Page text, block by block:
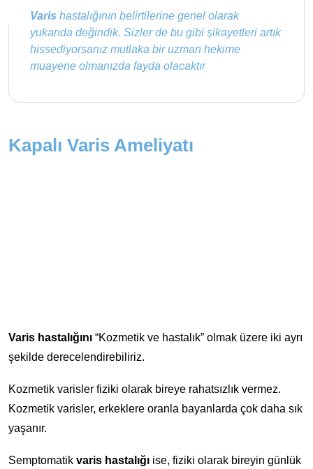
Varis hastalığının belirtilerine genel olarak
yukarıda değindik. Sizler de bu gibi şikayetleri artık
hissediyorsanız mutlaka bir uzman hekime
muayene olmanızda fayda olacaktır
Kapalı Varis Ameliyatı
Varis hastalığını “Kozmetik ve hastalık” olmak üzere iki ayrı
şekilde derecelendirebiliriz.
Kozmetik varisler fiziki olarak bireye rahatsızlık vermez.
Kozmetik varisler, erkeklere oranla bayanlarda çok daha sık
yaşanır.
Semptomatik varis hastalığı ise, fiziki olarak bireyin günlük